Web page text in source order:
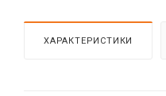
ХАРАКТЕРИСТИКИ